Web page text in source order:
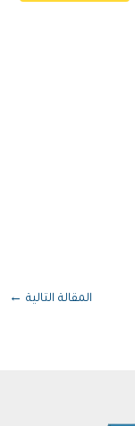
المقالة التالية ←